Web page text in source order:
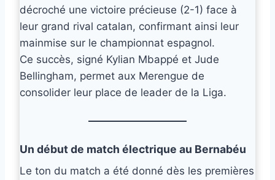
décroché une victoire précieuse (2-1) face à
leur grand rival catalan, confirmant ainsi leur
mainmise sur le championnat espagnol.
Ce succès, signé Kylian Mbappé et Jude
Bellingham, permet aux Merengue de
consolider leur place de leader de la Liga.
Un début de match électrique au Bernabéu
Le ton du match a été donné dès les premières